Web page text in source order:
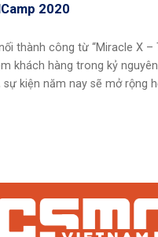
2020
thành công từ “Miracle X –
khách hàng trong kỷ
sự kiện năm nay sẽ mở rộng